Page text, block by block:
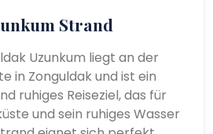
Strand
Uzunkum liegt an der
in Zonguldak und ist ein
ruhiges Reiseziel, das für
und sein ruhiges Wasser